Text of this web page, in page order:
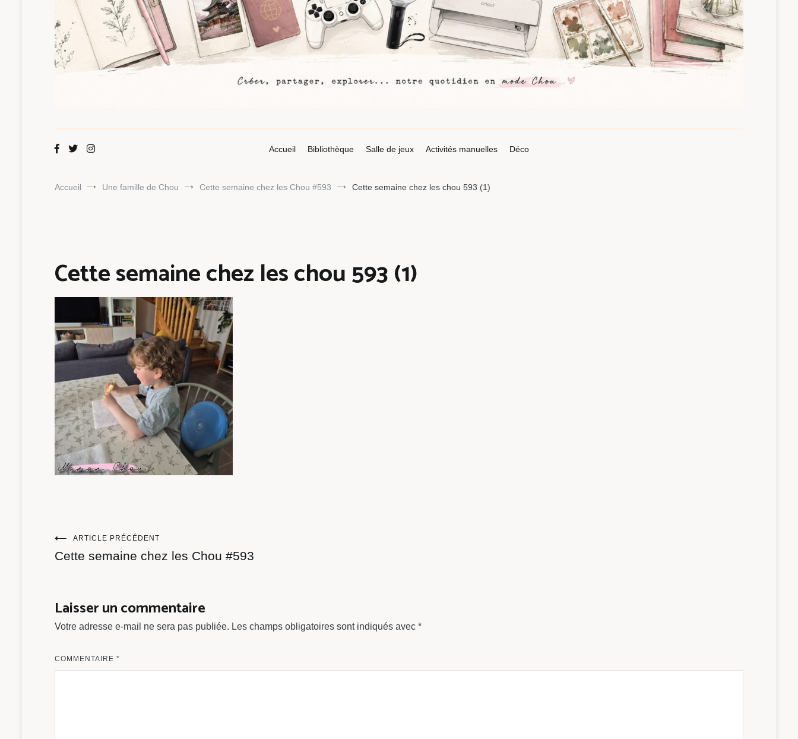
Maman Chou
Accueil
Bibliothèque Salle de jeux Activités manuelles Déco
Accueil Une famille de Chou Cette semaine chez les Chou #593 Cette semaine chez les chou 593 (1)
Cette semaine chez les chou 593 (1)
Navigation
l’article
ARTICLE PRÉCÉDENT
Cette semaine chez les Chou #593
Laisser un commentaire
Votre adresse e-mail ne sera pas publiée. Les champs obligatoires sont indiqués avec *
COMMENTAIRE *